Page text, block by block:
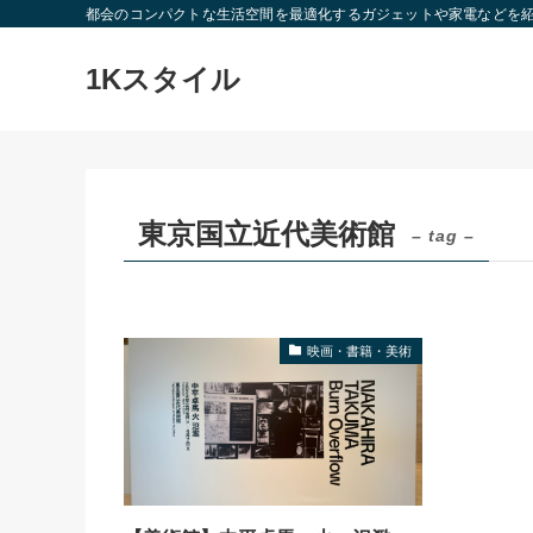
都会のコンパクトな生活空間を最適化するガジェットや家電などを
1Kスタイル
東京国立近代美術館 – tag –
映画・書籍・美術